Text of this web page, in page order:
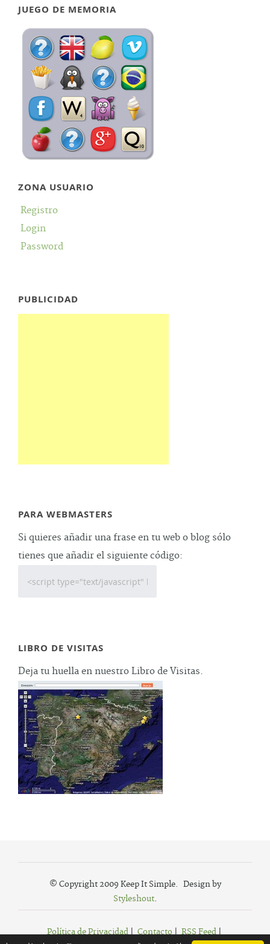
JUEGO DE MEMORIA
ZONA USUARIO
Registro
Login
Password
PUBLICIDAD
PARA WEBMASTERS
Si quieres añadir una frase en tu web o blog sólo
tienes que añadir el siguiente código:
LIBRO DE VISITAS
Deja tu huella en nuestro Libro de Visitas.
© Copyright 2009 Keep It Simple. Design by
Styleshout.
Política de Privacidad| Contacto| RSS Feed|